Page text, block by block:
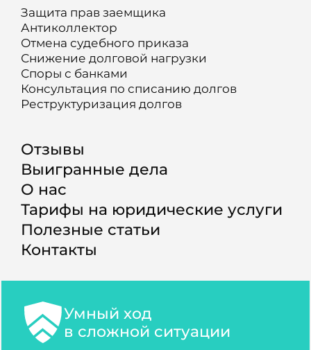
Защита прав заемщика
Антиколлектор
Отмена судебного приказа
Снижение долговой нагрузки
Споры с банками
Консультация по списанию долгов
Реструктуризация долгов
Отзывы
Выигранные дела
О нас
Тарифы на юридические услуги
Полезные статьи
Контакты
Умный ход
в сложной ситуации